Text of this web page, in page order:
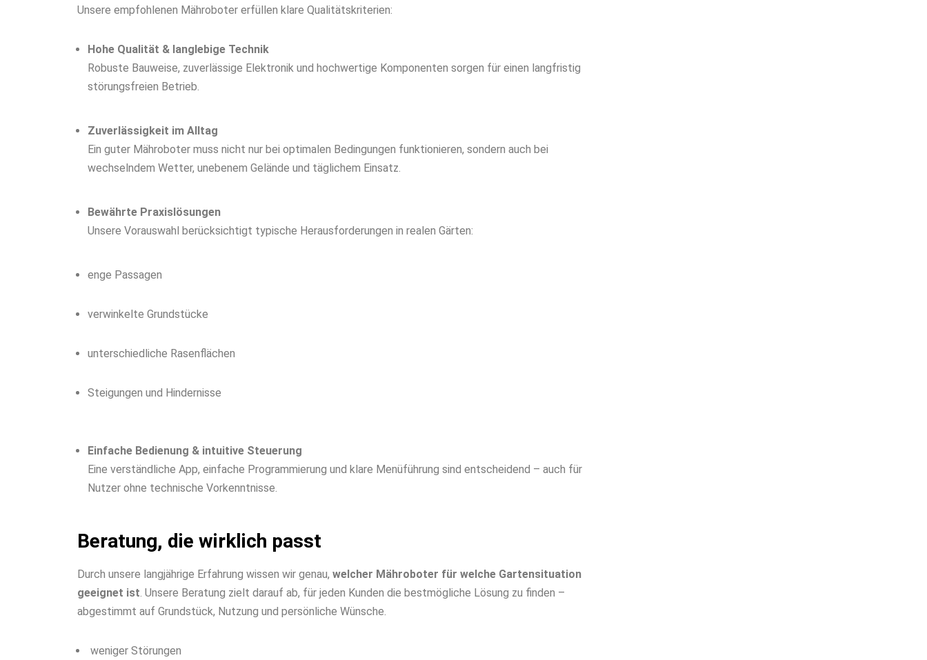
Unsere empfohlenen Mähroboter erfüllen klare Qualitätskriterien:
Hohe Qualität & langlebige Technik
Robuste Bauweise, zuverlässige Elektronik und hochwertige Komponenten sorgen für einen langfristig
störungsfreien Betrieb.
Zuverlässigkeit im Alltag
Ein guter Mähroboter muss nicht nur bei optimalen Bedingungen funktionieren, sondern auch bei
wechselndem Wetter, unebenem Gelände und täglichem Einsatz.
Bewährte Praxislösungen
Unsere Vorauswahl berücksichtigt typische Herausforderungen in realen Gärten:
enge Passagen
verwinkelte Grundstücke
unterschiedliche Rasenflächen
Steigungen und Hindernisse
Einfache Bedienung & intuitive Steuerung
Eine verständliche App, einfache Programmierung und klare Menüführung sind entscheidend – auch für
Nutzer ohne technische Vorkenntnisse.
Beratung, die wirklich passt
Durch unsere langjährige Erfahrung wissen wir genau, welcher Mähroboter für welche Gartensituation
geeignet ist. Unsere Beratung zielt darauf ab, für jeden Kunden die bestmögliche Lösung zu finden –
abgestimmt auf Grundstück, Nutzung und persönliche Wünsche.
weniger Störungen